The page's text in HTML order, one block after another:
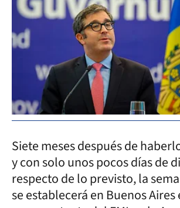
Siete meses después de
y con solo unos pocos días de
respecto de lo previsto, la
se establecerá en Buenos